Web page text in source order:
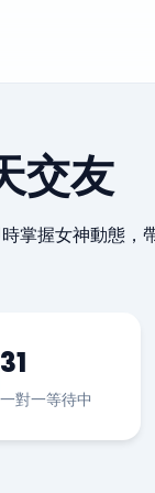
交友
握女神動態，
31
一對一等待中